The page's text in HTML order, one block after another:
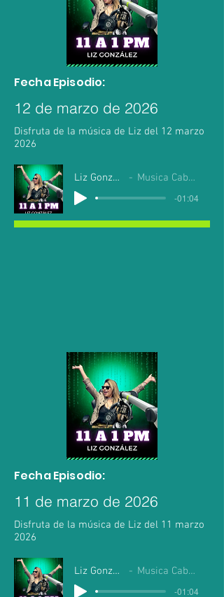
Fecha Episodio:
12 de marzo de 2026
Disfruta de la música de Liz del 12 marzo
2026
Liz Gonzalez Musica Cabo Mil
-01:04
Fecha Episodio:
11 de marzo de 2026
Disfruta de la música de Liz del 11 marzo
2026
Liz Gonzalez Musica Cabo Mil
-01:04